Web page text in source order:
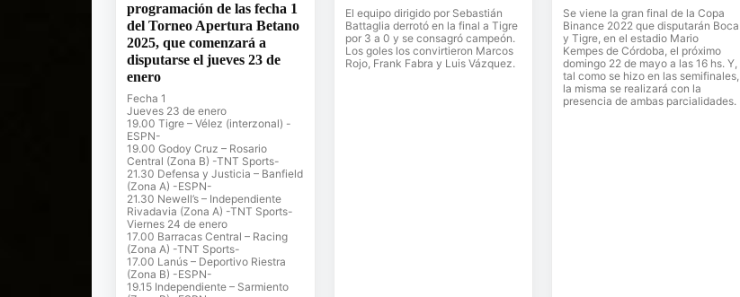
programación de las fecha 1
del Torneo Apertura Betano
2025, que comenzará a
disputarse el jueves 23 de
enero
Fecha 1
Jueves 23 de enero
19.00 Tigre – Vélez (interzonal) -
ESPN-
19.00 Godoy Cruz – Rosario
Central (Zona B) -TNT Sports-
21.30 Defensa y Justicia – Banfield
(Zona A) -ESPN-
21.30 Newell’s – Independiente
Rivadavia (Zona A) -TNT Sports-
Viernes 24 de enero
17.00 Barracas Central – Racing
(Zona A) -TNT Sports-
17.00 Lanús – Deportivo Riestra
(Zona B) -ESPN-
19.15 Independiente – Sarmiento
El equipo dirigido por Sebastián
Battaglia derrotó en la final a Tigre
por 3 a 0 y se consagró campeón.
Los goles los convirtieron Marcos
Rojo, Frank Fabra y Luis Vázquez.
Se viene la gran final de la Copa
Binance 2022 que disputarán Boca
y Tigre, en el estadio Mario
Kempes de Córdoba, el próximo
domingo 22 de mayo a las 16 hs. Y,
tal como se hizo en las semifinales,
la misma se realizará con la
presencia de ambas parcialidades.